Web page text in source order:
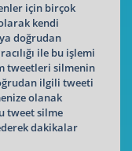
için birçok
kendi
doğrudan
ile bu işlemi
tweetleri silmenin
ilgili tweeti
olanak
tweet silme
dakikalar